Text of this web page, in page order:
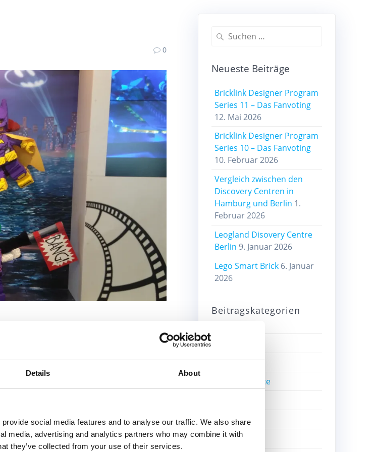
Details About
social media features and to analyse our traffic. We also share
media, advertising and analytics partners who may combine it with
they’ve collected from your use of their services.
0
uns ging es
und erfuhren
kommen würden
im
Suchen
Neueste Beiträge
Bricklink Designer Program
Series 11 – Das Fanvoting
12. Mai 2026
Bricklink Designer Program
Series 10 – Das Fanvoting
10. Februar 2026
Vergleich zwischen den
Discovery Centren in
Hamburg und Berlin 1.
Februar 2026
Leogland Disovery Centre
Berlin 9. Januar 2026
Lego Smart Brick 6. Januar
2026
Beitragskategorien
Bricklink
Bricks4Science
Einzelsteine
Film